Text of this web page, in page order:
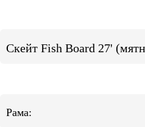
Скейт Fish Board 27'
Рама: